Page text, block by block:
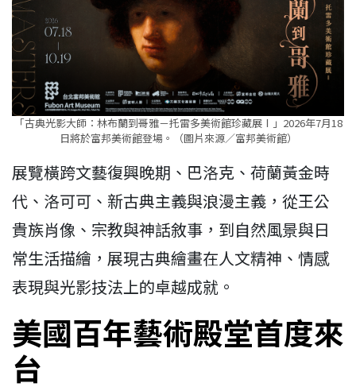
「古典光影大師：林布蘭到哥雅－托雷多美術館珍藏展Ⅰ」2026年7月18
日將於富邦美術館登場。（圖片來源／富邦美術館）
展覽橫跨文藝復興晚期、巴洛克、荷蘭黃金時
代、洛可可、新古典主義與浪漫主義，從王公
貴族肖像、宗教與神話敘事，到自然風景與日
常生活描繪，展現古典繪畫在人文精神、情感
表現與光影技法上的卓越成就。
美國百年藝術殿堂首度來
台